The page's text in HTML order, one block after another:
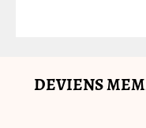
DEVIENS